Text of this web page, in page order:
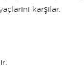
karşılar.